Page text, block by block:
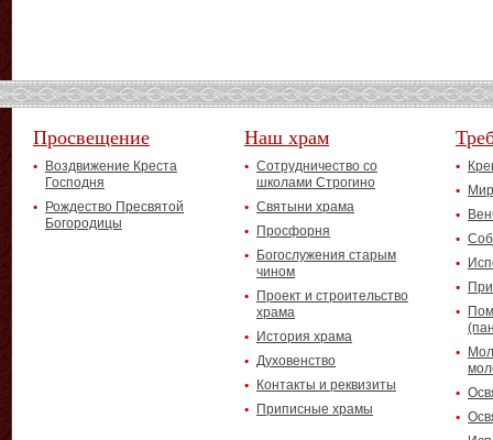
Просвещение
Воздвижение Креста
Господня
Рождество Пресвятой
Богородицы
Наш храм
Сотрудничество со
школами Строгино
Святыни храма
Просфорня
Богослужения старым
чином
Проект и строительство
храма
История храма
Духовенство
Контакты и реквизиты
Приписные храмы